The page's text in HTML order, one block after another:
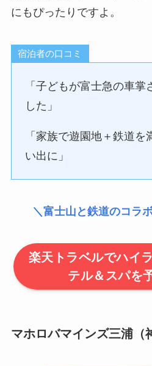
にもぴったりですよ。
宿泊者の口コミ
「子どもが富士急の車掌
した」
「家族で遊園地＋鉄道
い出に」
＼富士山と鉄道のコラ
楽天トラベルでハイ
テル＆スパを
マホロバマインズ三浦（